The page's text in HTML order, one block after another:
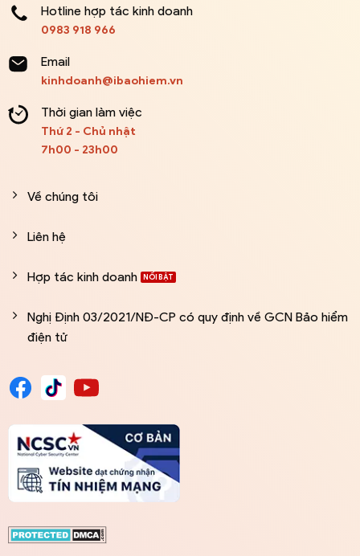
Hotline hợp tác kinh doanh
0983 918 966
Email
kinhdoanh@ibaohiem.vn
Thời gian làm việc
Thứ 2 - Chủ nhật
7h00 - 23h00
Về chúng tôi
Liên hệ
Hợp tác kinh doanh
Nghị Định 03/2021/NĐ-CP có quy định về GCN Bảo hiểm
điện tử